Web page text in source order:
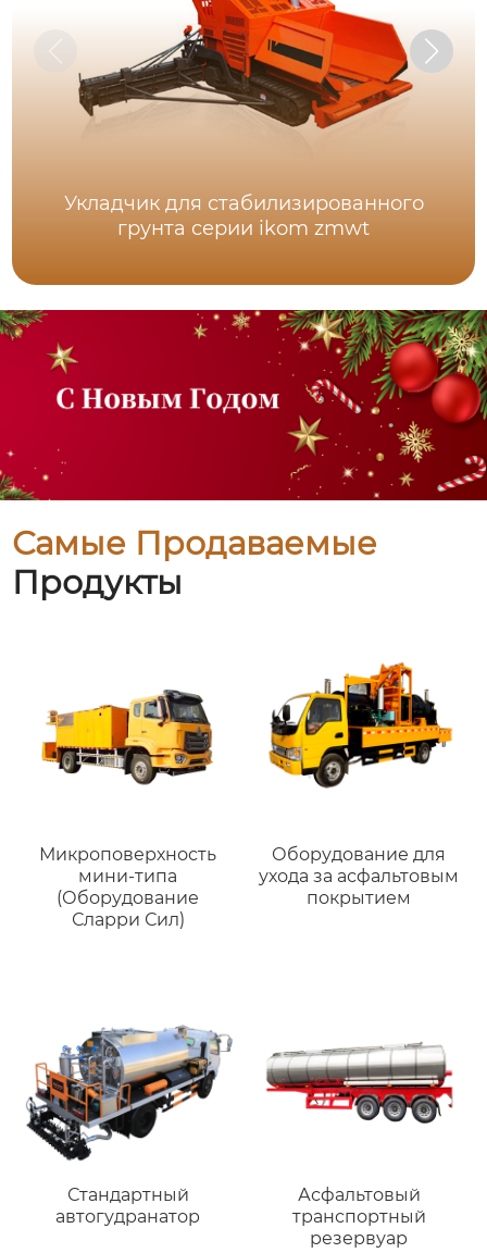
Укладчик для стабилизированного
грунта серии ikom zmwt
Самые Продаваемые
Продукты
Микроповерхность
мини-типа
(Оборудование
Сларри Сил)
Оборудование для
ухода за асфальтовым
покрытием
Стандартный
автогудранатор
Асфальтовый
транспортный
резервуар